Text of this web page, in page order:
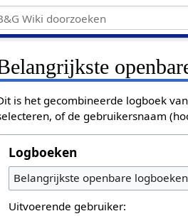
is het gecombineerde logboek
of de gebruikersnaam
Logboeken
Belangrijkste openbare logboeken
Uitvoerende gebruiker: